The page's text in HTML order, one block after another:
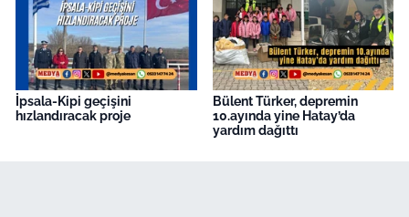
İpsala-Kipi geçişini
hızlandıracak proje
Bülent Türker, depremin
10.ayında yine Hatay’da
yardım dağıttı